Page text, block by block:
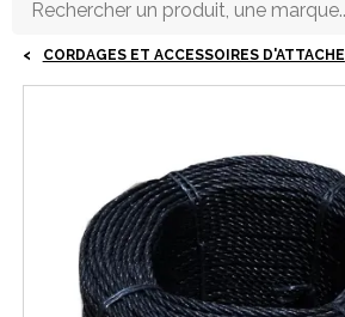
CORDAGES ET ACCESSOIRES D'ATTACHE